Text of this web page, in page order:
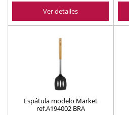
Ver detalles
Espátula modelo Market
ref.A194002 BRA